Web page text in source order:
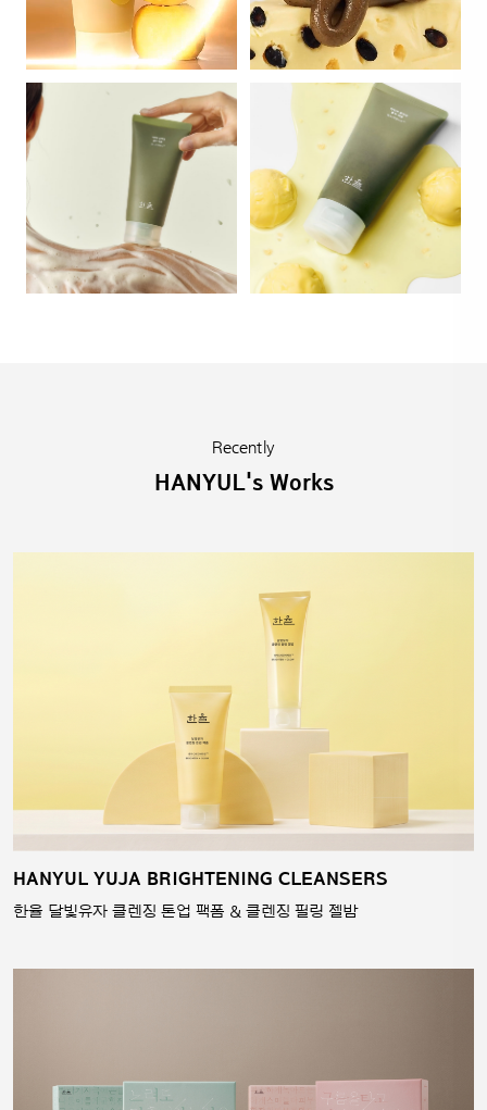
Recently
HANYUL's Works
HANYUL YUJA BRIGHTENING CLEANSERS
한율 달빛유자 클렌징 톤업 팩폼 & 클렌징 필링 젤밤